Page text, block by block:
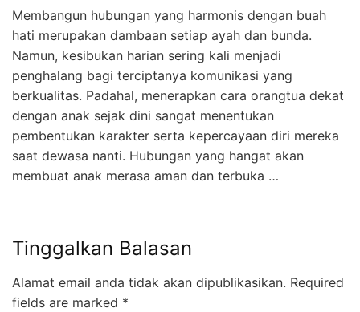
Membangun hubungan yang harmonis dengan buah
hati merupakan dambaan setiap ayah dan bunda.
Namun, kesibukan harian sering kali menjadi
penghalang bagi terciptanya komunikasi yang
berkualitas. Padahal, menerapkan cara orangtua dekat
dengan anak sejak dini sangat menentukan
pembentukan karakter serta kepercayaan diri mereka
saat dewasa nanti. Hubungan yang hangat akan
membuat anak merasa aman dan terbuka …
Tinggalkan Balasan
Alamat email anda tidak akan dipublikasikan. Required
fields are marked *